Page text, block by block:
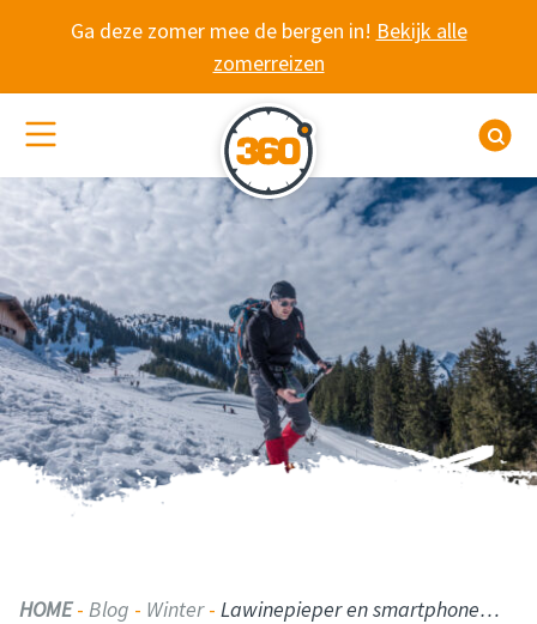
Ga deze zomer mee de bergen in! Bekijk alle
zomerreizen
(De)activeer site navigatie
LAWINEPIEPER EN
HOME- Blog - Winter- Lawinepieper en smartphone…